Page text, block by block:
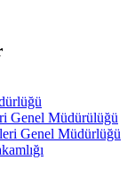
Genel Müdürülüğü
Genel Müdürlüğü